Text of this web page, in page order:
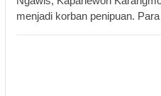
menjadi korban penipuan.